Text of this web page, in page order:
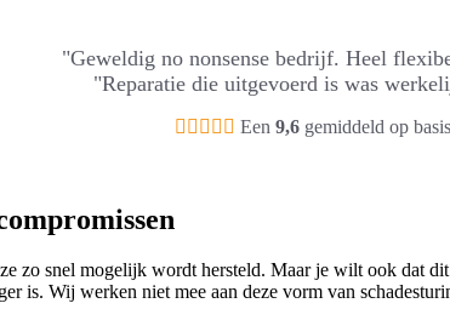
"Geweldig no nonsense bedrijf. Heel
"Reparatie die uitgevoerd is was
Een 9,6gemiddeld op
zo snel mogelijk wordt hersteld. Maar je wilt ook dat
is. Wij werken niet mee aan deze vorm van